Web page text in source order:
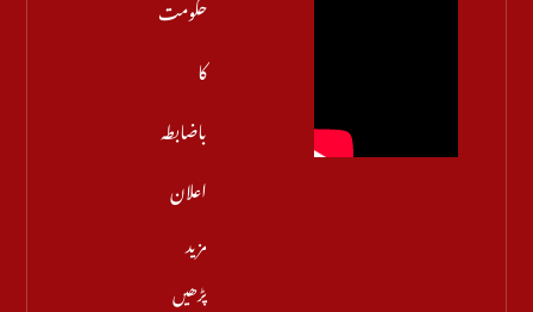
کا
باضابطہ
اعلان
مزید
پڑھیں